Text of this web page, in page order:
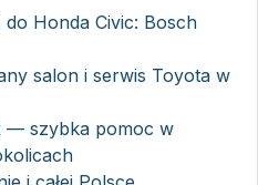
Honda Civic: Bosch
salon i serwis Toyota w
— szybka pomoc w